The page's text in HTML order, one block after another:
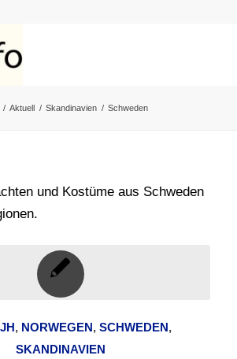
/ Aktuell / Skandinavien / Schweden
und Kostüme aus Schweden
, NORWEGEN, SCHWEDEN,
SKANDINAVIEN